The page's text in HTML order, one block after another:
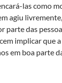
las como
agiu
parte das
implicar que
em boa parte